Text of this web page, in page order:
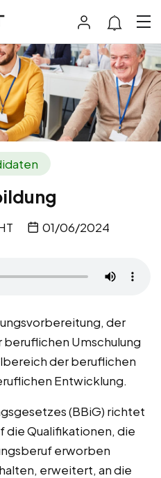
01/06/2024
der
beruflichen Umschulung
der beruflichen
Entwicklung.
(BBiG) richtet
die Qualifikationen, die
erworben
erweitert, an die